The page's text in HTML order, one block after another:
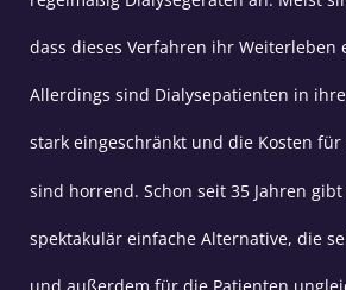
dass dieses Verfahren ihr Weiterleben
Allerdings sind Dialysepatienten in
stark eingeschränkt und die Kosten für
sind horrend. Schon seit 35 Jahren
spektakulär einfache Alternative, die